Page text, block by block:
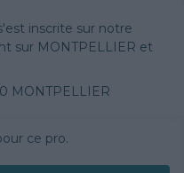
inscrite sur notre
sur MONTPELLIER et
MONTPELLIER
ce pro.